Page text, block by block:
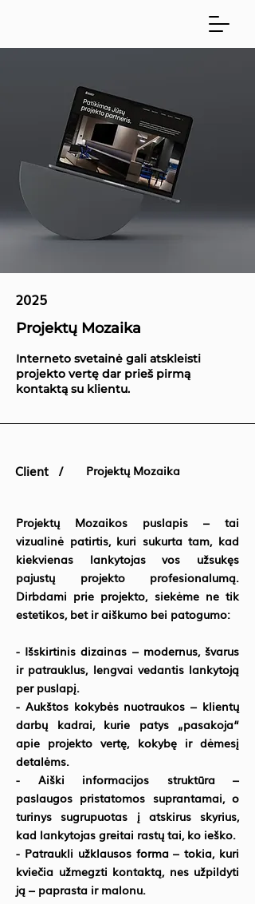
2025
Projektų Mozaika
Interneto svetainė gali atskleisti
projekto vertę dar prieš pirmą
kontaktą su klientu.
Client / Projektų Mozaika
Projektų Mozaikos puslapis – tai
vizualinė patirtis, kuri sukurta tam, kad
kiekvienas lankytojas vos užsukęs
pajustų projekto profesionalumą.
Dirbdami prie projekto, siekėme ne tik
estetikos, bet ir aiškumo bei patogumo:
- Išskirtinis dizainas – modernus, švarus
ir patrauklus, lengvai vedantis lankytoją
per puslapį.
- Aukštos kokybės nuotraukos – klientų
darbų kadrai, kurie patys „pasakoja“
apie projekto vertę, kokybę ir dėmesį
detalėms.
- Aiški informacijos struktūra –
paslaugos pristatomos suprantamai, o
turinys sugrupuotas į atskirus skyrius,
kad lankytojas greitai rastų tai, ko ieško.
- Patraukli užklausos forma – tokia, kuri
kviečia užmegzti kontaktą, nes užpildyti
ją – paprasta ir malonu.